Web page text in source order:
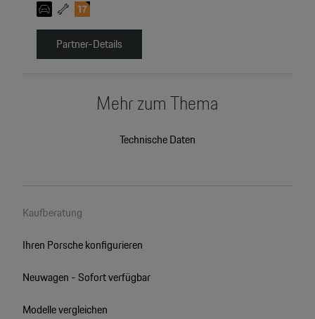
Partner-Details
Mehr zum Thema
Technische Daten
Kaufberatung
Ihren Porsche konfigurieren
Neuwagen - Sofort verfügbar
Modelle vergleichen